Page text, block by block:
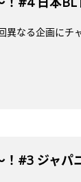
なる企画に
！#3 ジャパ